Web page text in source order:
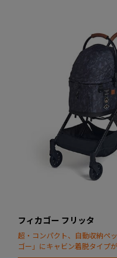
フィカゴー フリッタ
超・コンパクト、自動収納ペ
ゴー」にキャビン着脱タイプが